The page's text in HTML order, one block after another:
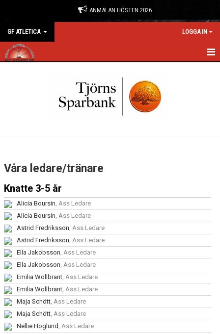
ANMÄLAN HÖSTEN 2026
GF ATLETICA LOGGA IN
BILDGALLERI
DOKUMENT
VÅRA LEDARE/TRÄNARE
KALAS
FRÅGOR & SVAR
SPONSRING
Våra ledare/tränare
Knatte 3-5 år
Alicia Boursin, Ass Ledare
Alicia Boursin, Ass Ledare
Astrid Fredriksson, Ass Ledare
Astrid Fredriksson, Ass Ledare
Ella Jakobsson, Ass Ledare
Ella Jakobsson, Ass Ledare
Emilia Wollbrant, Ass Ledare
Emilia Wollbrant, Ass Ledare
Maja Schött, Ass Ledare
Maja Schött, Ass Ledare
Nellie Höglund , Ass Ledare